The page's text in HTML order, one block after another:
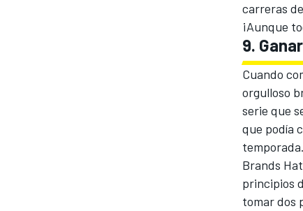
carreras
¡Aunque
9.
Cuando
orgulloso
serie que
que podía
temporada.
Brands
principios
tomar dos